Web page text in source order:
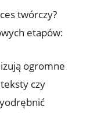
twórczy?
etapów:
ogromne
czy